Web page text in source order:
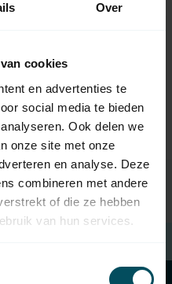
Over
cookies
en advertenties te
social media te bieden
Ook delen we
onze site met onze
en analyse. Deze
combineren met andere
of die ze hebben
van hun services.